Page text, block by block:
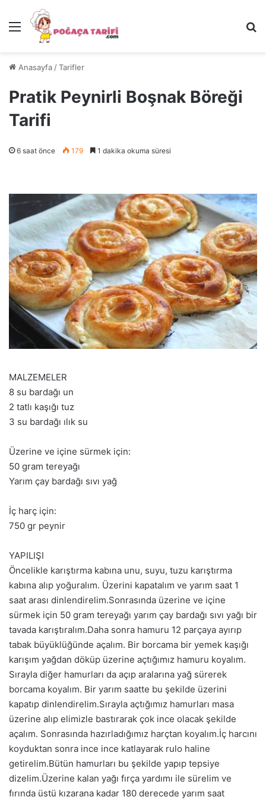
Menü
Anasayfa /Tarifler
Pratik Peynirli Boşnak Böreği
Tarifi
6 saat önce 179 1 dakika okuma süresi
MALZEMELER
8 su bardağı un
2 tatlı kaşığı tuz
3 su bardağı ılık su
Üzerine ve içine sürmek için:
50 gram tereyağı
Yarım çay bardağı sıvı yağ
İç harç için:
750 gr peynir
YAPILIŞI
Öncelikle karıştırma kabına unu, suyu, tuzu karıştırma
kabına alıp yoğuralım. Üzerini kapatalım ve yarım saat 1
saat arası dinlendirelim.Sonrasında üzerine ve içine
sürmek için 50 gram tereyağı yarım çay bardağı sıvı yağı bir
tavada karıştıralım.Daha sonra hamuru 12 parçaya ayırıp
tabak büyüklüğünde açalım. Bir borcama bir yemek kaşığı
karışım yağdan döküp üzerine açtığımız hamuru koyalım.
Sırayla diğer hamurları da açıp aralarına yağ sürerek
borcama koyalım. Bir yarım saatte bu şekilde üzerini
kapatıp dinlendirelim.Sırayla açtığımız hamurları masa
üzerine alıp elimizle bastırarak çok ince olacak şekilde
açalım. Sonrasında hazırladığımız harçtan koyalım.İç harcını
koyduktan sonra ince ince katlayarak rulo haline
getirelim.Bütün hamurları bu şekilde yapıp tepsiye
dizelim.Üzerine kalan yağı fırça yardımı ile sürelim ve
fırında üstü kızarana kadar 180 derecede yarım saat